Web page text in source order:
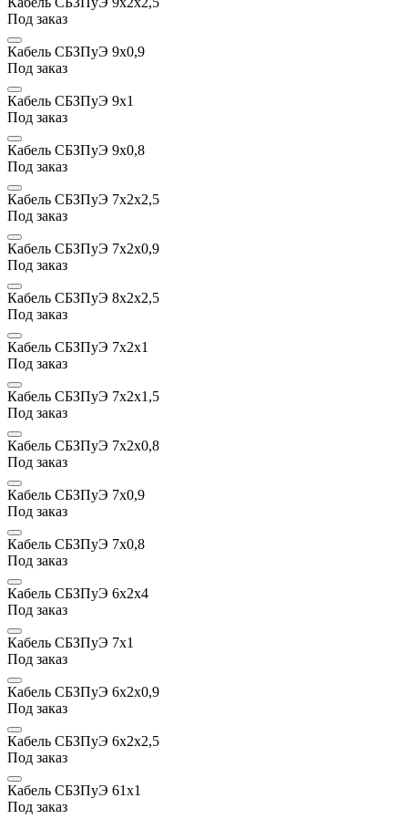
Под заказ
Кабель СБЗПуЭ 9x0,9
Под заказ
Кабель СБЗПуЭ 9х1
Под заказ
Кабель СБЗПуЭ 9x0,8
Под заказ
Кабель СБЗПуЭ 7х2х2,5
Под заказ
Кабель СБЗПуЭ 7х2x0,9
Под заказ
Кабель СБЗПуЭ 8х2х2,5
Под заказ
Кабель СБЗПуЭ 7х2х1
Под заказ
Кабель СБЗПуЭ 7х2х1,5
Под заказ
Кабель СБЗПуЭ 7х2x0,8
Под заказ
Кабель СБЗПуЭ 7x0,9
Под заказ
Кабель СБЗПуЭ 7x0,8
Под заказ
Кабель СБЗПуЭ 6х2х4
Под заказ
Кабель СБЗПуЭ 7х1
Под заказ
Кабель СБЗПуЭ 6х2x0,9
Под заказ
Кабель СБЗПуЭ 6х2х2,5
Под заказ
Кабель СБЗПуЭ 61х1
Под заказ